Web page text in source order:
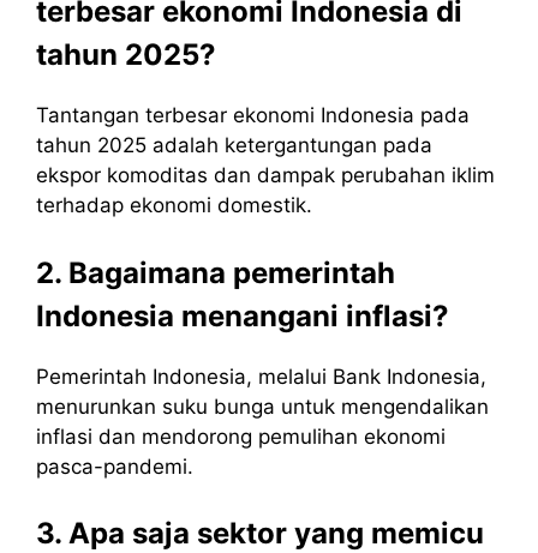
terbesar ekonomi Indonesia di
tahun 2025?
Tantangan terbesar ekonomi Indonesia pada
tahun 2025 adalah ketergantungan pada
ekspor komoditas dan dampak perubahan iklim
terhadap ekonomi domestik.
2. Bagaimana pemerintah
Indonesia menangani inflasi?
Pemerintah Indonesia, melalui Bank Indonesia,
menurunkan suku bunga untuk mengendalikan
inflasi dan mendorong pemulihan ekonomi
pasca-pandemi.
3. Apa saja sektor yang memicu